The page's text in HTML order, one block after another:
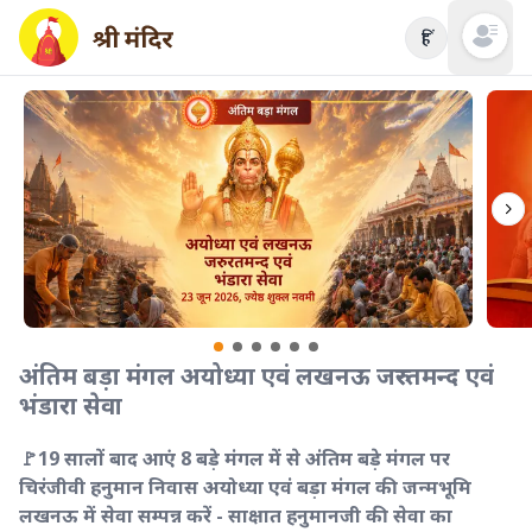
हिं Open
अंतिम बड़ा मंगल अयोध्या एवं लखनऊ जरुरतमन्द एवं
भंडारा सेवा
🚩19 सालों बाद आएं 8 बड़े मंगल में से अंतिम बड़े मंगल पर
चिरंजीवी हनुमान निवास अयोध्या एवं बड़ा मंगल की जन्मभूमि
लखनऊ में सेवा सम्पन्न करें - साक्षात हनुमानजी की सेवा का